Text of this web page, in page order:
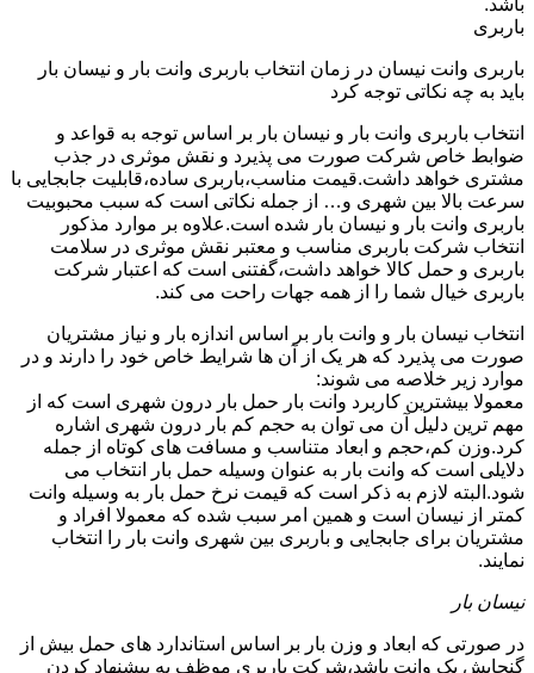
باشد.
باربری
باربری وانت نیسان در زمان انتخاب باربری وانت بار و نیسان بار
باید به چه نکاتی توجه کرد
انتخاب باربری وانت بار و نیسان بار بر اساس توجه به قواعد و
ضوابط خاص شرکت صورت می پذیرد و نقش موثری در جذب
مشتری خواهد داشت.قیمت مناسب،باربری ساده،قابلیت جابجایی با
سرعت بالا بین شهری و… از جمله نکاتی است که سبب محبوبیت
باربری وانت بار و نیسان بار شده است.علاوه بر موارد مذکور
انتخاب شرکت باربری مناسب و معتبر نقش موثری در سلامت
باربری و حمل کالا خواهد داشت،گفتنی است که اعتبار شرکت
باربری خیال شما را از همه جهات راحت می کند.
انتخاب نیسان بار و وانت بار بر اساس اندازه بار و نیاز مشتریان
صورت می پذیرد که هر یک از آن ها شرایط خاص خود را دارند و در
موارد زیر خلاصه می شوند:
معمولا بیشترین کاربرد وانت بار حمل بار درون شهری است که از
مهم ترین دلیل آن می توان به حجم کم بار درون شهری اشاره
کرد.وزن کم،حجم و ابعاد متناسب و مسافت های کوتاه از جمله
دلایلی است که وانت بار به عنوان وسیله حمل بار انتخاب می
شود.البته لازم به ذکر است که قیمت نرخ حمل بار به وسیله وانت
کمتر از نیسان است و همین امر سبب شده که معمولا افراد و
مشتریان برای جابجایی و باربری بین شهری وانت بار را انتخاب
نمایند.
نیسان بار
در صورتی که ابعاد و وزن بار بر اساس استاندارد های حمل بیش از
گنجایش یک وانت باشد،شرکت باربری موظف به پیشنهاد کردن